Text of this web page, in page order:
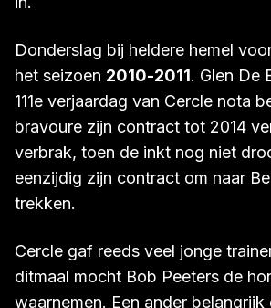
finale tegen AA Gent. Die finale
in.
Donderslag bij heldere hemel
het seizoen2010-2011. Glen De
111e verjaardag van Cercle nota
bravoure zijn contract tot 2014
verbrak, toen de inkt nog niet
trekken.